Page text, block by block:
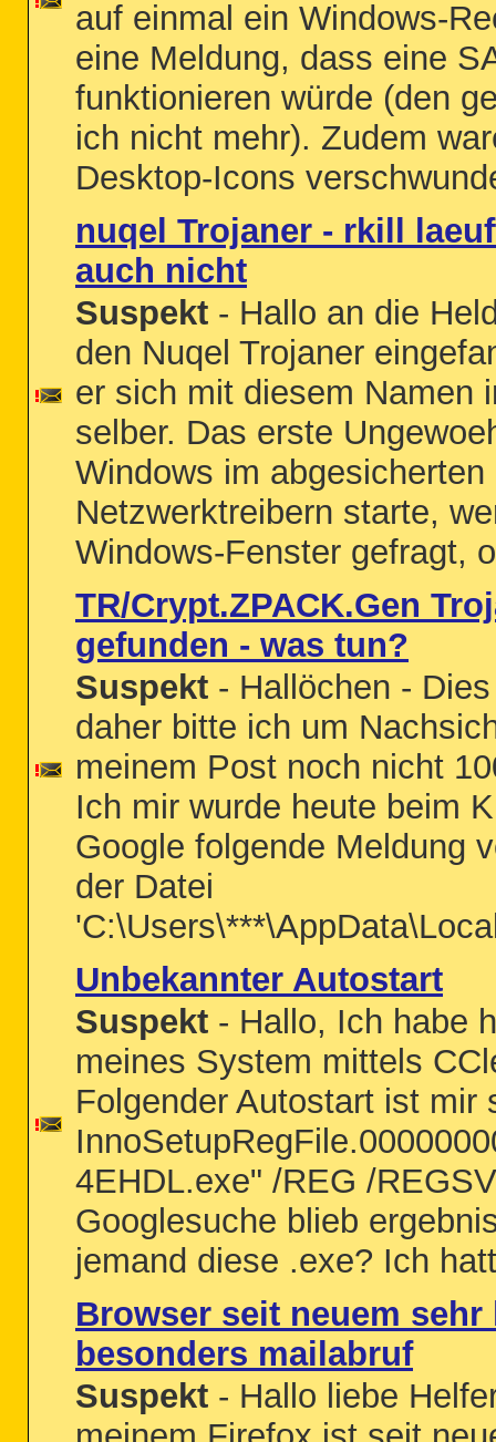
auf einmal ein Windows-
eine Meldung, dass eine
funktionieren würde (den
ich nicht mehr). Zudem
Desktop-Icons
nuqel Trojaner - rkill
auch nicht
Suspekt - Hallo an die
den Nuqel Trojaner
er sich mit diesem Namen
selber. Das erste
Windows im
Netzwerktreibern starte,
Windows-Fenster gefragt,
TR/Crypt.ZPACK.Gen
gefunden - was tun?
Suspekt - Hallöchen -
daher bitte ich um
meinem Post noch nicht
Ich mir wurde heute beim
Google folgende Meldung
der Datei
Unbekannter Autostart
Suspekt - Hallo, Ich habe
meines System mittels
Folgender Autostart ist mir
4EHDL.exe" /REG /
Googlesuche blieb
jemand diese .exe? Ich
Browser seit neuem
besonders mailabruf
Suspekt - Hallo liebe